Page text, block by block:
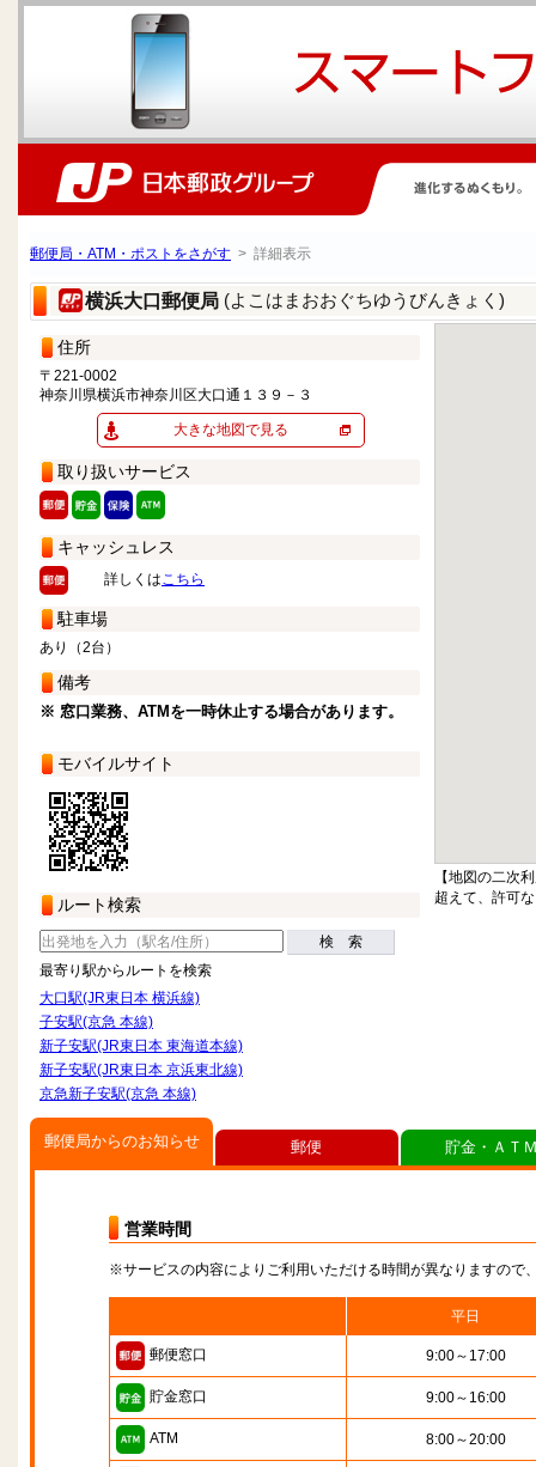
郵便局・ATM・ポストをさがす > 詳細表示
横浜大口郵便局 (よこはまおおぐちゆうびんきょく)
住所
〒221-0002
神奈川県横浜市神奈川区大口通１３９－３
大きな地図で見る
取り扱いサービス
キャッシュレス
詳しくはこちら
駐車場
あり（2台）
備考
※ 窓口業務、ATMを一時休止する場合があります。
モバイルサイト
ルート検索
検 索
最寄り駅からルートを検索
大口駅(JR東日本 横浜線)
子安駅(京急 本線)
新子安駅(JR東日本 東海道本線)
新子安駅(JR東日本 京浜東北線)
京急新子安駅(京急 本線)
【地図の二次
超えて、許可
郵便局からのお知らせ
営業時間
※サービスの内容によりご利用いただける時間が異なりますので
平日
郵便窓口 9:00～17:00
貯金窓口 9:00～16:00
ATM 8:00～20:00
郵便 貯金・ＡＴ